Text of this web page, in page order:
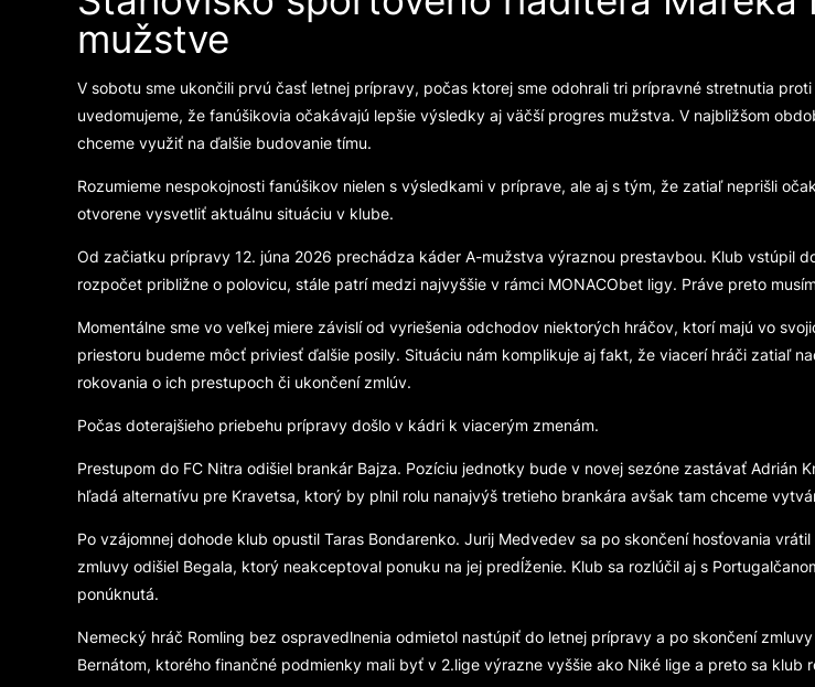
mužstve
V sobotu sme ukončili prvú časť letnej prípravy, počas ktorej sme odohrali tri prípravné stretnutia
uvedomujeme, že fanúšikovia očakávajú lepšie výsledky aj väčší progres mužstva. V najbližšom
chceme využiť na ďalšie budovanie tímu.
Rozumieme nespokojnosti fanúšikov nielen s výsledkami v príprave, ale aj s tým, že zatiaľ neprišli
otvorene vysvetliť aktuálnu situáciu v klube.
Od začiatku prípravy 12. júna 2026 prechádza káder A-mužstva výraznou prestavbou. Klub vstúpil
rozpočet približne o polovicu, stále patrí medzi najvyššie v rámci MONACObet ligy. Práve preto
Momentálne sme vo veľkej miere závislí od vyriešenia odchodov niektorých hráčov, ktorí majú vo
priestoru budeme môcť priviesť ďalšie posily. Situáciu nám komplikuje aj fakt, že viacerí hráči zatiaľ
rokovania o ich prestupoch či ukončení zmlúv.
Počas doterajšieho priebehu prípravy došlo v kádri k viacerým zmenám.
Prestupom do FC Nitra odišiel brankár Bajza. Pozíciu jednotky bude v novej sezóne zastávať
hľadá alternatívu pre Kravetsa, ktorý by plnil rolu nanajvýš tretieho brankára avšak tam chceme
Po vzájomnej dohode klub opustil Taras Bondarenko. Jurij Medvedev sa po skončení hosťovania
zmluvy odišiel Begala, ktorý neakceptoval ponuku na jej predĺženie. Klub sa rozlúčil aj s
ponúknutá.
Nemecký hráč Romling bez ospravedlnenia odmietol nastúpiť do letnej prípravy a po skončení
Bernátom, ktorého finančné podmienky mali byť v 2.lige výrazne vyššie ako Niké lige a preto sa klub